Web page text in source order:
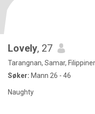
Lovely, 27
Tarangnan, Samar,
Søker: Mann 26 - 46
Naughty